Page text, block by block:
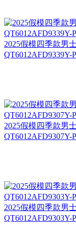
2025假模四季款男
QT6012AFD9339Y-
2025假模四季款男
QT6012AFD9307Y-
2025假模四季款男
QT6012AFD9303Y-